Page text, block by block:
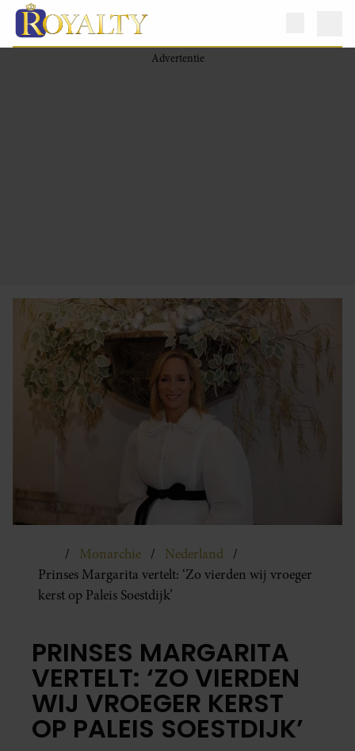
Monarchie
Nederland
Prinses Margarita vertelt: ‘Zo vierden wij vroeger
kerst op Paleis Soestdijk’
PRINSES MARGARITA
VERTELT: ‘ZO VIERDEN
WIJ VROEGER KERST
OP PALEIS SOESTDIJK’